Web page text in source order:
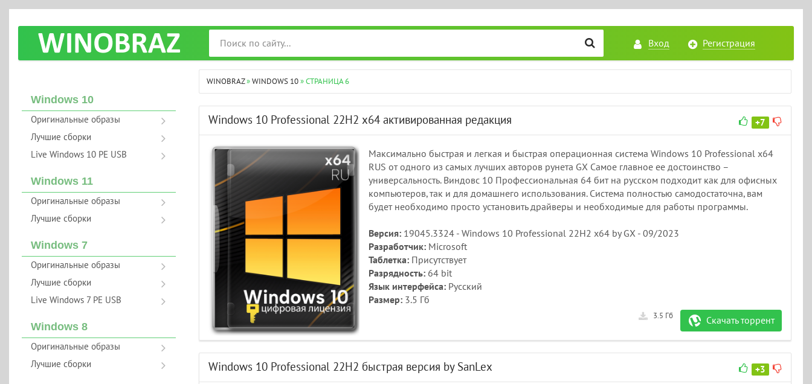
Вход Регистрация
WINOBRAZ»WINDOWS 10» СТРАНИЦА 6
Windows 10 Professional 22H2 x64 активированная редакция +7
Максимально быстрая и легкая и быстрая операционная система Windows 10 Professional x64
RUS от одного из самых лучших авторов рунета GX Самое главное ее достоинство –
универсальность. Виндовс 10 Профессиональная 64 бит на русском подходит как для офисных
компьютеров, так и для домашнего использования. Система полностью самодостаточна, вам
будет необходимо просто установить драйверы и необходимые для работы программы.
Версия: 19045.3324 - Windows 10 Professional 22H2 x64 by GX - 09/2023
Разработчик: Microsoft
Таблетка: Присутствует
Разрядность: 64 bit
Язык интерфейса: Русский
Размер: 3.5 Гб
Скачать торрент
3.5 Гб
Windows 10 Professional 22H2 быстрая версия by SanLex +3
Windows 10
Оригинальные образы
Лучшие сборки
Live Windows 10 PE USB
Windows 11
Оригинальные образы
Лучшие сборки
Windows 7
Оригинальные образы
Лучшие сборки
Live Windows 7 PE USB
Windows 8
Оригинальные образы
Лучшие сборки